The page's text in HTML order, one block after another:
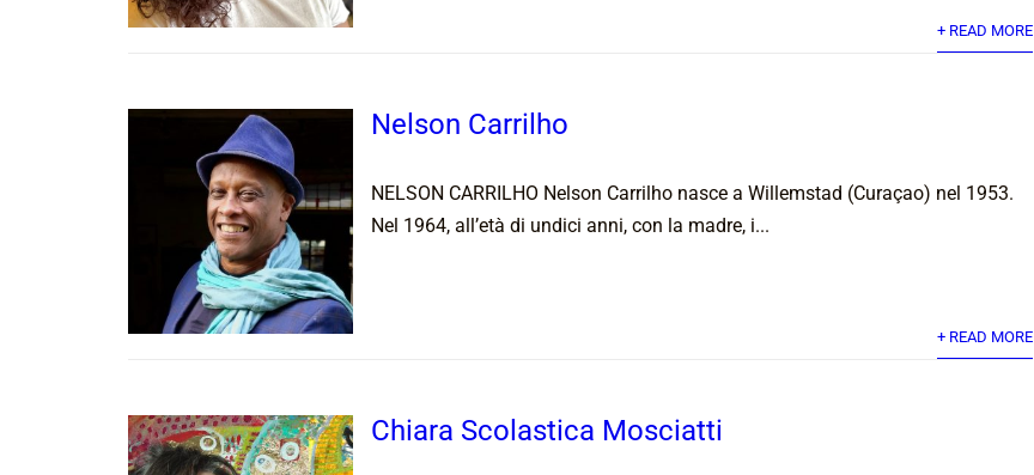
+ READ MORE
Nelson Carrilho
NELSON CARRILHO Nelson Carrilho nasce a Willemstad (Curaçao) nel 1953.
Nel 1964, all’età di undici anni, con la madre, i...
+ READ MORE
Chiara Scolastica Mosciatti